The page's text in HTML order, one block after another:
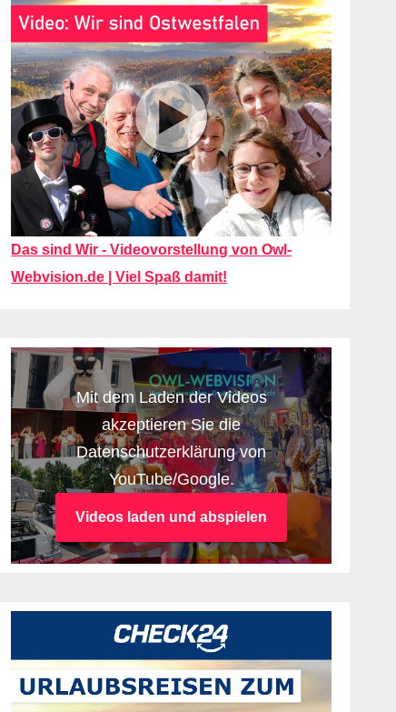
Das sind Wir - Videovorstellung von Owl-
Webvision.de | Viel Spaß damit!
Mit dem Laden der Videos
akzeptieren Sie die
Datenschutzerklärung von
YouTube/Google.
Videos laden und abspielen